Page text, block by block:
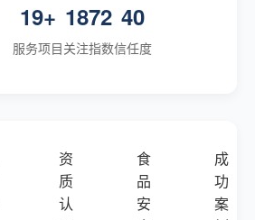
19+
服务项目
1872
关注指数
40
信任度
资
质
认
食
品
安
成
功
案